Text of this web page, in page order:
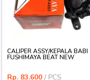
Stok Tersedia